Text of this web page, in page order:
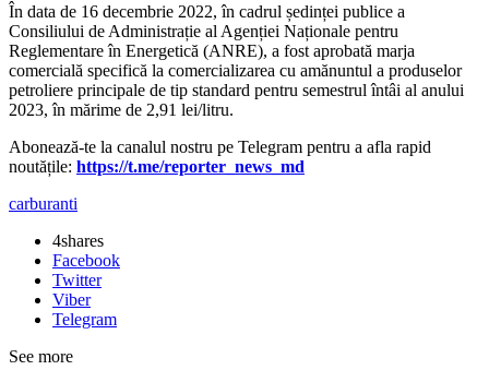
În data de 16 decembrie 2022, în cadrul ședinței publice a
Consiliului de Administrație al Agenției Naționale pentru
Reglementare în Energetică (ANRE), a fost aprobată marja
comercială specifică la comercializarea cu amănuntul a produselor
petroliere principale de tip standard pentru semestrul întâi al anului
2023, în mărime de 2,91 lei/litru.
Abonează-te la canalul nostru pe Telegram pentru a afla rapid
noutățile: https://t.me/reporter_news_md
carburanti
4shares
Facebook
Twitter
Viber
Telegram
See more